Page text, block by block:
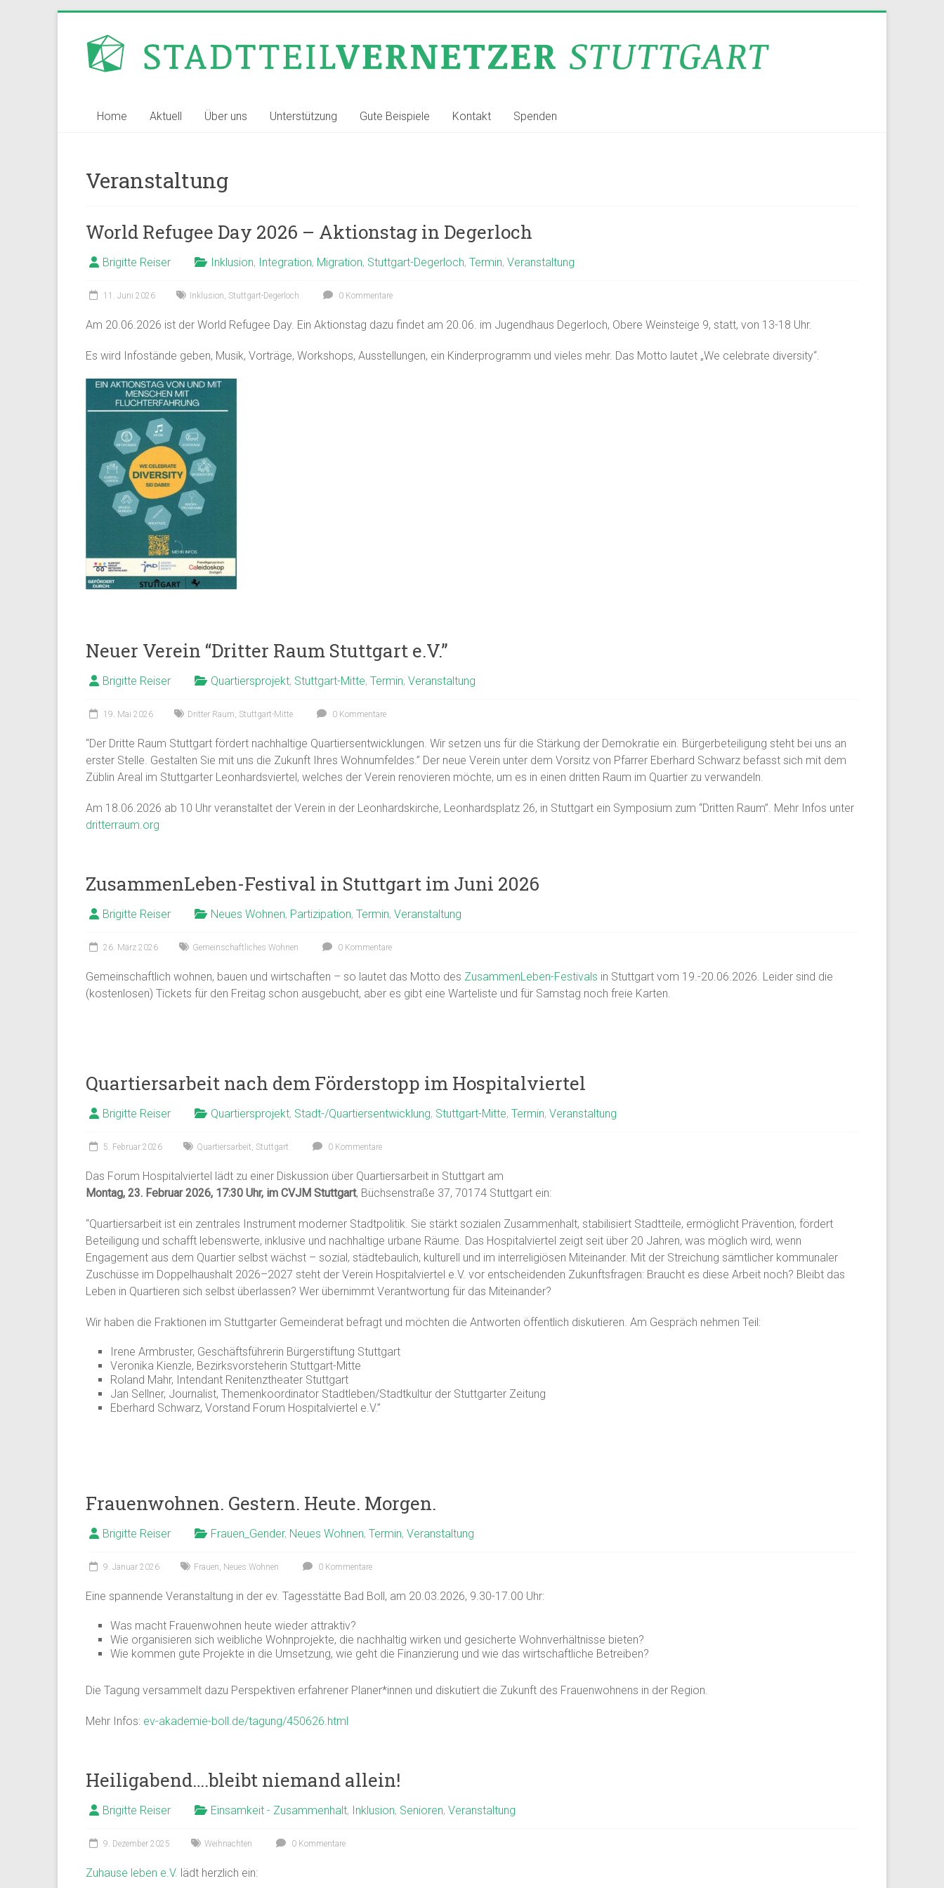
springenStadtteilvernetzer
Stuttgart
Home Aktuell Über uns Unterstützung Gute Beispiele Kontakt Spenden
Veranstaltung
World Refugee Day 2026 – Aktionstag in Degerloch
Brigitte Reiser Inklusion, Integration, Migration, Stuttgart-Degerloch, Termin, Veranstaltung
11. Juni 2026 Inklusion, Stuttgart-Degerloch 0 Kommentare
Am 20.06.2026 ist der World Refugee Day. Ein Aktionstag dazu findet am 20.06. im Jugendhaus Degerloch, Obere Weinsteige 9, statt, von 13-18 Uhr.
Es wird Infostände geben, Musik, Vorträge, Workshops, Ausstellungen, ein Kinderprogramm und vieles mehr. Das Motto lautet „We celebrate diversity“.
Neuer Verein “Dritter Raum Stuttgart e.V.”
Brigitte Reiser Quartiersprojekt, Stuttgart-Mitte, Termin, Veranstaltung
19. Mai 2026 Dritter Raum, Stuttgart-Mitte 0 Kommentare
“Der Dritte Raum Stuttgart fördert nachhaltige Quartiersentwicklungen. Wir setzen uns für die Stärkung der Demokratie ein. Bürgerbeteiligung steht bei uns an
erster Stelle. Gestalten Sie mit uns die Zukunft Ihres Wohnumfeldes.” Der neue Verein unter dem Vorsitz von Pfarrer Eberhard Schwarz befasst sich mit dem
Züblin Areal im Stuttgarter Leonhardsviertel, welches der Verein renovieren möchte, um es in einen dritten Raum im Quartier zu verwandeln.
Am 18.06.2026 ab 10 Uhr veranstaltet der Verein in der Leonhardskirche, Leonhardsplatz 26, in Stuttgart ein Symposium zum “Dritten Raum”. Mehr Infos unter
dritterraum.org
ZusammenLeben-Festival in Stuttgart im Juni 2026
Brigitte Reiser Neues Wohnen, Partizipation, Termin, Veranstaltung
26. März 2026 Gemeinschaftliches Wohnen 0 Kommentare
Gemeinschaftlich wohnen, bauen und wirtschaften – so lautet das Motto des ZusammenLeben-Festivals in Stuttgart vom 19.-20.06.2026. Leider sind die
(kostenlosen) Tickets für den Freitag schon ausgebucht, aber es gibt eine Warteliste und für Samstag noch freie Karten.
Quartiersarbeit nach dem Förderstopp im Hospitalviertel
Brigitte Reiser Quartiersprojekt, Stadt-/Quartiersentwicklung, Stuttgart-Mitte, Termin, Veranstaltung
5. Februar 2026 Quartiersarbeit, Stuttgart 0 Kommentare
Das Forum Hospitalviertel lädt zu einer Diskussion über Quartiersarbeit in Stuttgart am
Montag, 23. Februar 2026, 17:30 Uhr, im CVJM Stuttgart, Büchsenstraße 37, 70174 Stuttgart ein:
“Quartiersarbeit ist ein zentrales Instrument moderner Stadtpolitik. Sie stärkt sozialen Zusammenhalt, stabilisiert Stadtteile, ermöglicht Prävention, fördert
Beteiligung und schafft lebenswerte, inklusive und nachhaltige urbane Räume. Das Hospitalviertel zeigt seit über 20 Jahren, was möglich wird, wenn
Engagement aus dem Quartier selbst wächst – sozial, städtebaulich, kulturell und im interreligiösen Miteinander. Mit der Streichung sämtlicher kommunaler
Zuschüsse im Doppelhaushalt 2026–2027 steht der Verein Hospitalviertel e.V. vor entscheidenden Zukunftsfragen: Braucht es diese Arbeit noch? Bleibt das
Leben in Quartieren sich selbst überlassen? Wer übernimmt Verantwortung für das Miteinander?
Wir haben die Fraktionen im Stuttgarter Gemeinderat befragt und möchten die Antworten öffentlich diskutieren. Am Gespräch nehmen Teil:
Irene Armbruster, Geschäftsführerin Bürgerstiftung Stuttgart
Veronika Kienzle, Bezirksvorsteherin Stuttgart-Mitte
Roland Mahr, Intendant Renitenztheater Stuttgart
Jan Sellner, Journalist, Themenkoordinator Stadtleben/Stadtkultur der Stuttgarter Zeitung
Eberhard Schwarz, Vorstand Forum Hospitalviertel e.V.”
Frauenwohnen. Gestern. Heute. Morgen.
Brigitte Reiser Frauen_Gender, Neues Wohnen, Termin, Veranstaltung
9. Januar 2026 Frauen, Neues Wohnen 0 Kommentare
Eine spannende Veranstaltung in der ev. Tagesstätte Bad Boll, am 20.03.2026, 9.30-17.00 Uhr:
Was macht Frauenwohnen heute wieder attraktiv?
Wie organisieren sich weibliche Wohnprojekte, die nachhaltig wirken und gesicherte Wohnverhältnisse bieten?
Wie kommen gute Projekte in die Umsetzung, wie geht die Finanzierung und wie das wirtschaftliche Betreiben?
Die Tagung versammelt dazu Perspektiven erfahrener Planer*innen und diskutiert die Zukunft des Frauenwohnens in der Region.
Mehr Infos: ev-akademie-boll.de/tagung/450626.html
Heiligabend….bleibt niemand allein!
Brigitte Reiser Einsamkeit - Zusammenhalt, Inklusion, Senioren, Veranstaltung
9. Dezember 2025 Weihnachten 0 Kommentare
Zuhause leben e.V. lädt herzlich ein: